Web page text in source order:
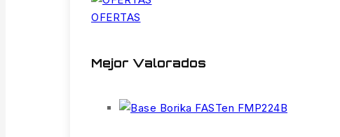
OFERTAS
Mejor Valorados